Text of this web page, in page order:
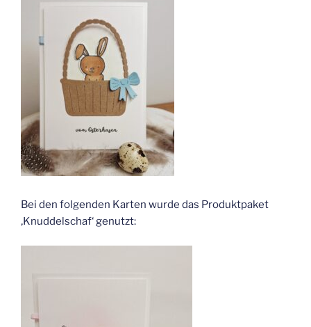
Bei den folgenden Karten wurde das Produktpaket
‚Knuddelschaf‘ genutzt: